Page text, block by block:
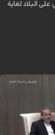
على البلاد لغاية